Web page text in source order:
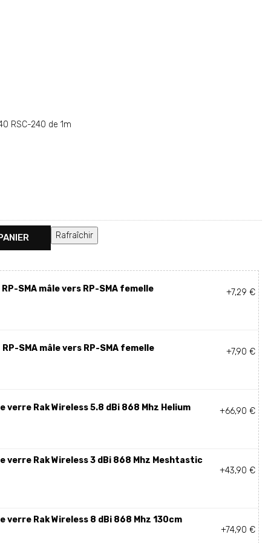
RSC-240 de 1m
SMA mâle vers RP-SMA femelle +7,29 €
SMA mâle vers RP-SMA femelle +7,90 €
verre Rak Wireless 5.8 dBi 868 Mhz Helium +66,90 €
verre Rak Wireless 3 dBi 868 Mhz Meshtastic
+43,90 €
verre Rak Wireless 8 dBi 868 Mhz 130cm
+74,90 €